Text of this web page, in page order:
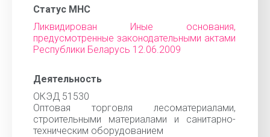
Статус МНС
Ликвидирован Иные основания,
предусмотренные законодательными актами
Республики Беларусь 12.06.2009
Деятельность
ОКЭД 51530
Оптовая торговля лесоматериалами,
строительными материалами и санитарно-
техническим оборудованием